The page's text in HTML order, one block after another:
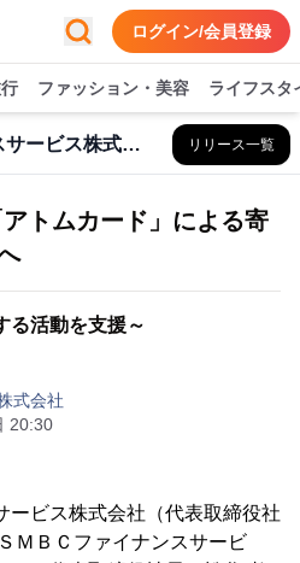
ログイン/会員登録
ファッション・美容 ライフスタ
SMBCファイナンスサービス株式会社 リリース一覧
トムカード」による寄
る活動を支援～
式会社
20:30
ビス株式会社（代表取締役社
ＭＢＣファイナンスサービ